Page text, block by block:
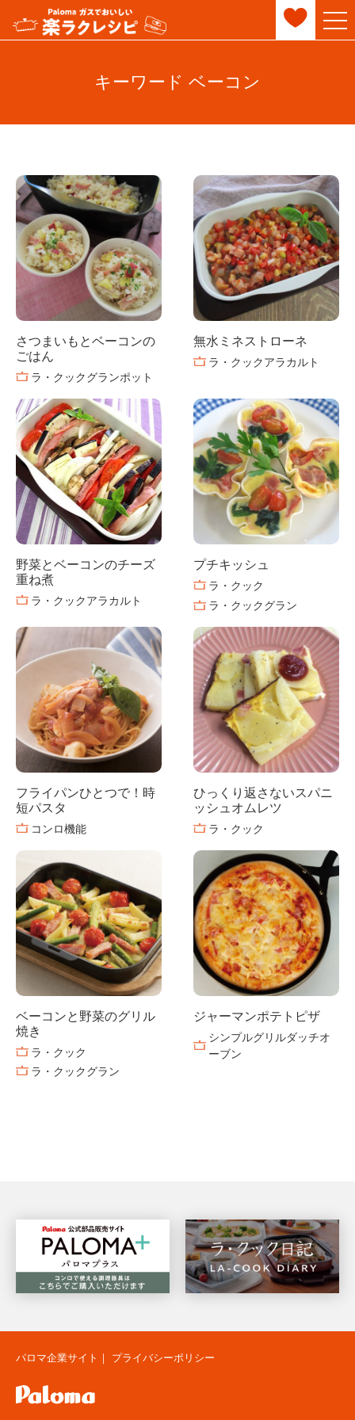
キーワード ベーコン
さつまいもとベーコンの
ごはん
ラ・クックグランポット
無水ミネストローネ
ラ・クックアラカルト
野菜とベーコンのチーズ
重ね煮
ラ・クックアラカルト
プチキッシュ
ラ・クック
ラ・クックグラン
フライパンひとつで！時
短パスタ
コンロ機能
ひっくり返さないスパニ
ッシュオムレツ
ラ・クック
ベーコンと野菜のグリル
焼き
ラ・クック
ラ・クックグラン
ジャーマンポテトピザ
シンプルグリルダッチオ
ーブン
パロマ企業サイト ｜ プライバシーポリシー